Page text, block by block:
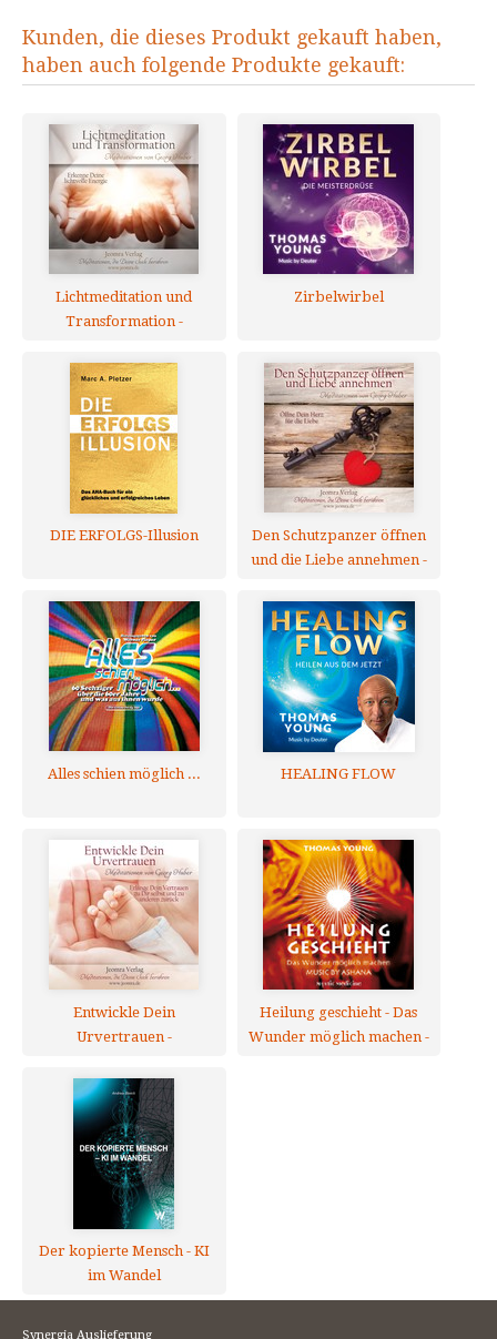
Kunden, die dieses Produkt gekauft haben,
haben auch folgende Produkte gekauft:
Lichtmeditation und
Transformation -
Zirbelwirbel
DIE ERFOLGS-Illusion
Den Schutzpanzer öffnen
und die Liebe annehmen -
Alles schien möglich ... HEALING FLOW
Entwickle Dein
Urvertrauen -
Heilung geschieht - Das
Wunder möglich machen -
Der kopierte Mensch - KI
im Wandel
Synergia Auslieferung